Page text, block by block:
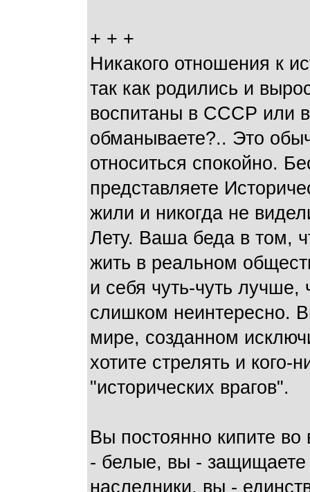
+ + +
Никакого отношения к
так как родились и
воспитаны в СССР или
обманываете?.. Это
относиться спокойно.
представляете
жили и никогда не
Лету. Ваша беда в том,
жить в реальном
и себя чуть-чуть лучше,
слишком неинтересно.
мире, созданном
хотите стрелять и кого-
"исторических врагов".
Вы постоянно кипите во
- белые, вы -
наследники, вы -